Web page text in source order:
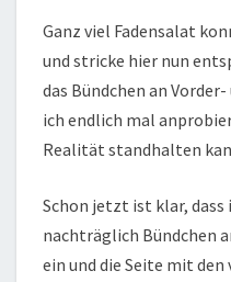
Ganz viel Fadensalat
und stricke hier nun
das Bündchen an
ich endlich mal
Realität standhalten
Schon jetzt ist klar, dass
nachträglich Bündchen
ein und die Seite mit